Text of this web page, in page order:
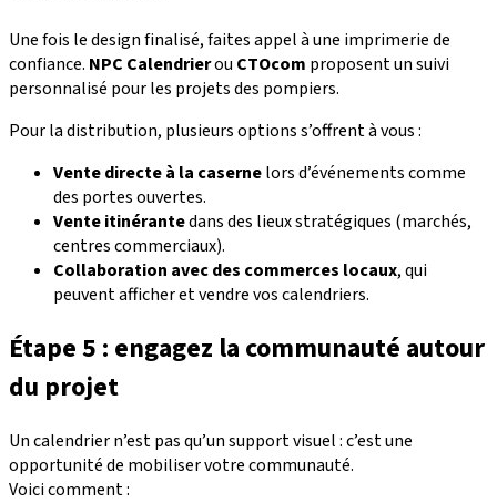
Une fois le design finalisé, faites appel à une imprimerie de
confiance. NPC Calendrierou CTOcom proposent un suivi
personnalisé pour les projets des pompiers.
Pour la distribution, plusieurs options s’offrent à vous :
Vente directe à la casernelors d’événements comme
des portes ouvertes.
Vente itinérantedans des lieux stratégiques (marchés,
centres commerciaux).
Collaboration avec des commerces locaux, qui
peuvent afficher et vendre vos calendriers.
Étape 5 : engagez la communauté autour
du projet
Un calendrier n’est pas qu’un support visuel : c’est une
opportunité de mobiliser votre communauté.
Voici comment :